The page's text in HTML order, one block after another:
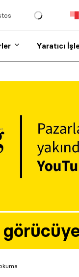
Yaratıcı